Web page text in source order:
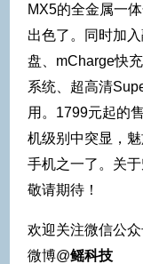
MX5的全金属一
出色了。同时加
盘、mCharge快
系统、超高清
用。1799元起的
机级别中突显，
手机之一了。关
敬请期待！
欢迎关注微信公众
微博@鳐科技